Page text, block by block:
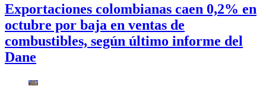
Exportaciones colombianas caen 0,2% en
octubre por baja en ventas de
combustibles, según último informe del
Dane